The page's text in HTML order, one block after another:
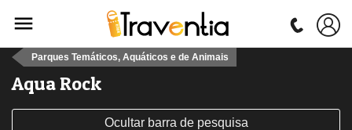
Parques Temáticos, Aquáticos e de Animais
Aqua Rock
Ocultar barra de pesquisa